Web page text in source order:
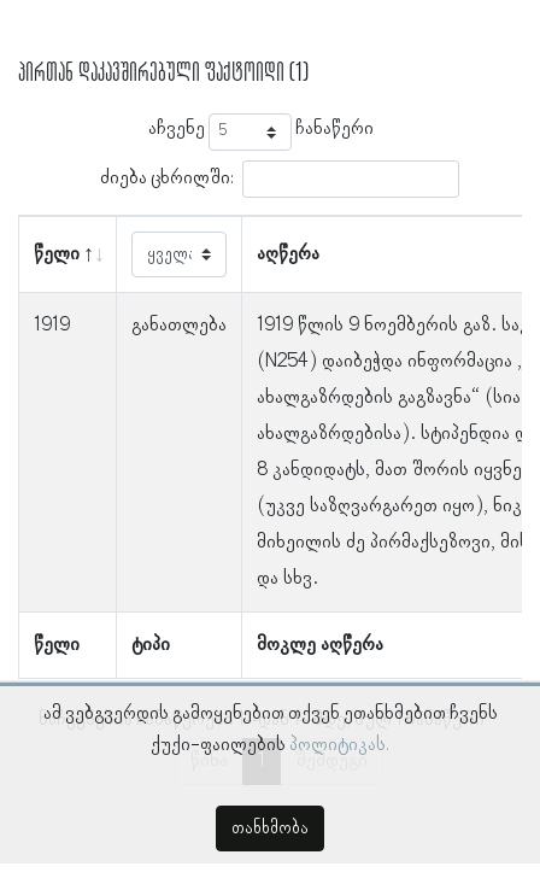
პირთან დაკავშირებული ფაქტოიდი (1)
აჩვენე ჩანაწერი
ძიება ცხრილში:
წელი აღწერა
წელი ტიპი მოკლე აღწერა
1919 განათლება
1919 წლის 9 ნოემბერის გაზ.
(N254) დაიბეჭდა ინფორმაცია
ახალგაზრდების გაგზავნა“ (სია
ახალგაზრდებისა). სტიპენდია
8 კანდიდატს, მათ შორის
(უკვე საზღვარგარეთ იყო),
მიხეილის ძე პირმაქსეზოვი,
და სხვ.
ნაჩვენებია ჩანაწერები 1–დან 1–მდე, სულ 1 ჩანაწერი
წინა
შემდეგი
ამ ვებგვერდის გამოყენებით თქვენ ეთანხმებით ჩვენს
ქუქი-ფაილების პოლიტიკას.
თანხმობა